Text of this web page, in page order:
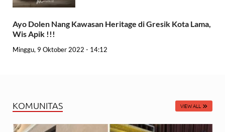
Ayo Dolen Nang Kawasan Heritage di Gresik Kota Lama,
Wis Apik !!!
Minggu, 9 Oktober 2022 - 14:12
KOMUNITAS VIEW ALL